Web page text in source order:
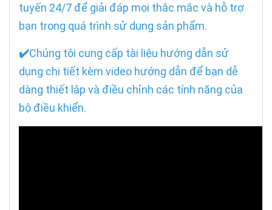
tuyến 24/7 để giải đáp mọi thắc mắc và hỗ trợ
bạn trong quá trình sử dụng sản phẩm.
✔️Chúng tôi cung cấp tài liệu hướng dẫn sử
dụng chi tiết kèm video hướng dẫn để bạn dễ
dàng thiết lập và điều chỉnh các tính năng của
bộ điều khiển.